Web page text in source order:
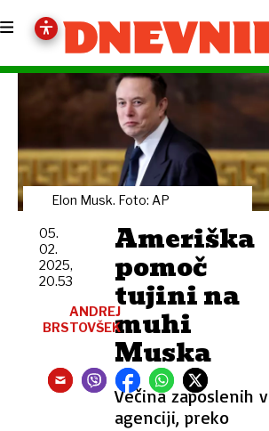
Elon Musk. Foto: AP
Ameriška
pomoč
tujini na
muhi
Muska
Večina zaposlenih v
agenciji, preko
05.
02.
2025,
20.53
ANDREJ
BRSTOVŠEK